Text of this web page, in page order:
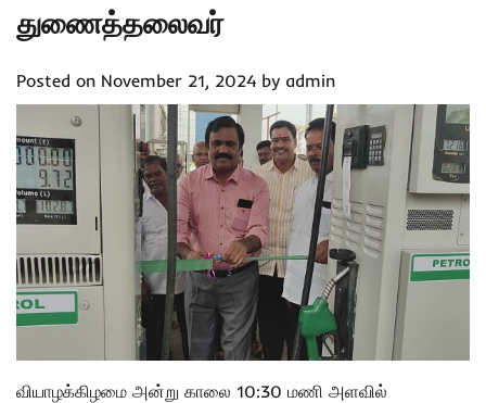
துணைத்தலைவர்
Posted on November 21, 2024 by admin
வியாழக்கிழமை அன்று காலை 10:30 மணி அளவில்